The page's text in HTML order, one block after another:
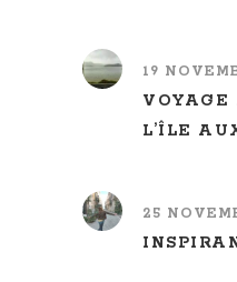
19
VOYAGE
L’ÎLE
25